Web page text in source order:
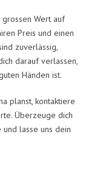
Wert auf
Preis und einen
zuverlässig,
darauf verlassen,
Händen ist.
planst, kontaktiere
Überzeuge dich
lasse uns dein